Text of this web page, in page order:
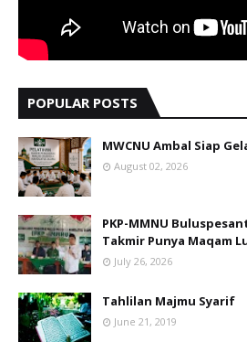
POPULAR POSTS
MWCNU Ambal Siap
August 02, 2026
PKP-MMNU
Takmir Punya Maqam
July 26, 2026
Tahlilan Majmu Syarif
June 21, 2019